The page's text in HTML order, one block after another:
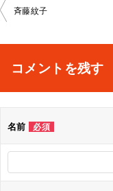
投
ビ
斉藤紋子
コメントを残す
名前 必須